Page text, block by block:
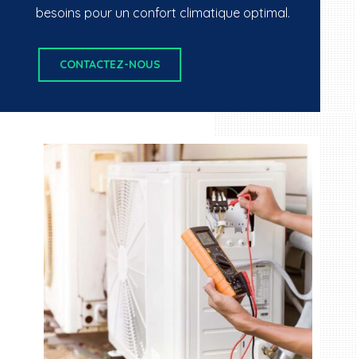
besoins pour un confort climatique optimal.
CONTACTEZ-NOUS